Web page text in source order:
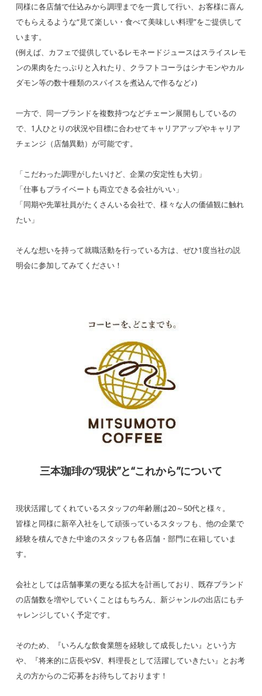
同様に各店舗で仕込みから調理までを一貫して行い、お客様に喜ん
でもらえるような“見て楽しい・食べて美味しい料理”をご提供して
います。
(例えば、カフェで提供しているレモネードジュースはスライスレモ
ンの果肉をたっぷりと入れたり、クラフトコーラはシナモンやカル
ダモン等の数十種類のスパイスを煮込んで作るなど♪)
一方で、同一ブランドを複数持つなどチェーン展開もしているの
で、1人ひとりの状況や目標に合わせてキャリアアップやキャリア
チェンジ（店舗異動）が可能です。
「こだわった調理がしたいけど、企業の安定性も大切」
「仕事もプライベートも両立できる会社がいい」
「同期や先輩社員がたくさんいる会社で、様々な人の価値観に触れ
たい」
そんな想いを持って就職活動を行っている方は、ぜひ1度当社の説
明会に参加してみてください！
三本珈琲の“現状”と“これから”について
現状活躍してくれているスタッフの年齢層は20～50代と様々。
皆様と同様に新卒入社をして頑張っているスタッフも、他の企業で
経験を積んできた中途のスタッフも各店舗・部門に在籍していま
す。
会社としては店舗事業の更なる拡大を計画しており、既存ブランド
の店舗数を増やしていくことはもちろん、新ジャンルの出店にもチ
ャレンジしていく予定です。
そのため、『いろんな飲食業態を経験して成長したい』という方
や、『将来的に店長やSV、料理長として活躍していきたい』とお考
えの方からのご応募をお待ちしております！